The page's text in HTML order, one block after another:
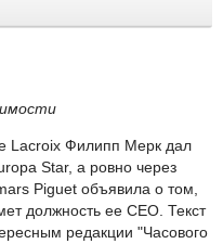
Lacroix Филипп Мерк дал
Star, а ровно через
Piguet объявила о том,
должность ее CEO. Текст
редакции "Часового